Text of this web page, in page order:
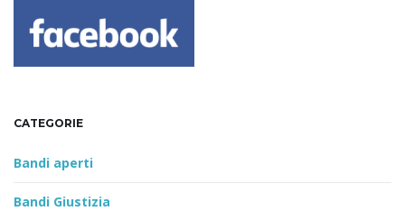
CATEGORIE
Bandi aperti
Bandi Giustizia